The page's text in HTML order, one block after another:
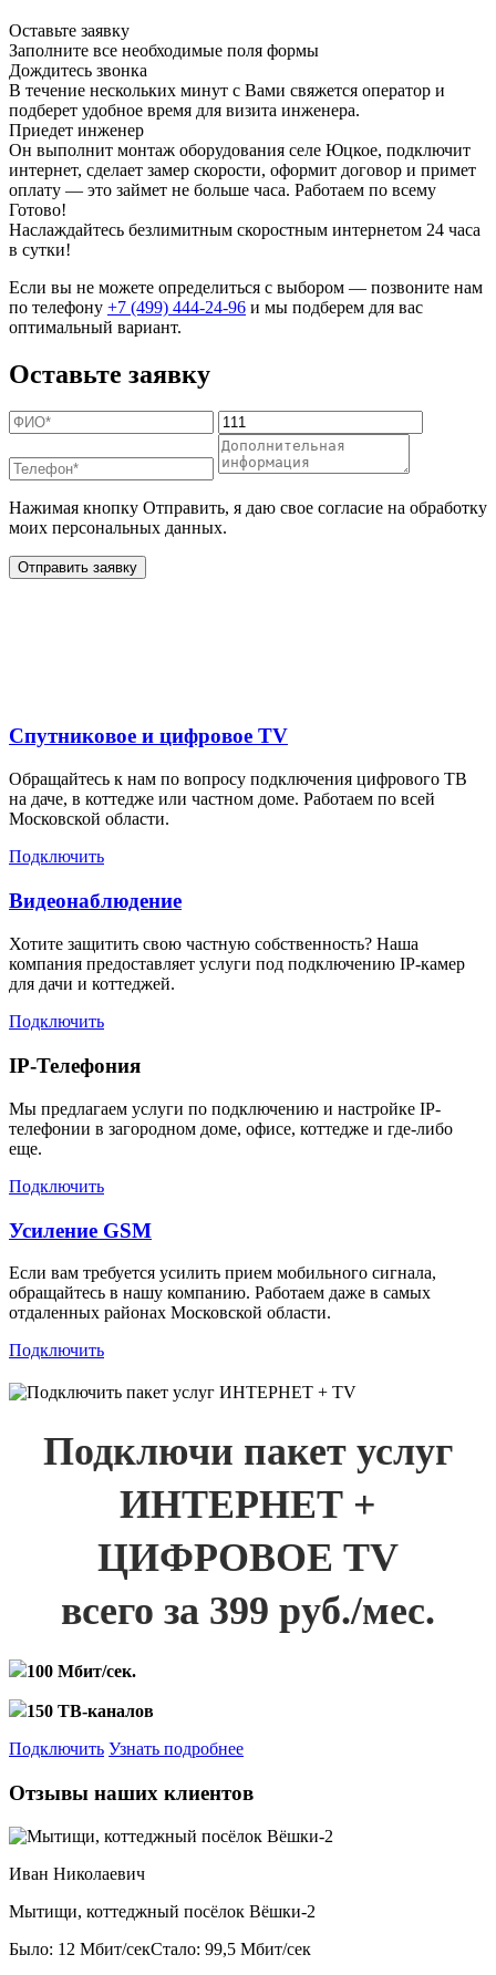
Оставьте заявку
Заполните все необходимые поля формы
Дождитесь звонка
В течение нескольких минут с Вами свяжется оператор и
подберет удобное время для визита инженера.
Приедет инженер
Он выполнит монтаж оборудования селе Юцкое, подключит
интернет, сделает замер скорости, оформит договор и примет
оплату — это займет не больше часа. Работаем по всему
Готово!
Наслаждайтесь безлимитным скоростным интернетом 24 часа
в сутки!
Если вы не можете определиться с выбором — позвоните нам
по телефону +7 (499) 444-24-96 и мы подберем для вас
оптимальный вариант.
Оставьте заявку
Нажимая кнопку Отправить, я даю свое согласие на обработку
моих персональных данных.
Отправить заявку
Спутниковое и цифровое TV
Обращайтесь к нам по вопросу подключения цифрового ТВ
на даче, в коттедже или частном доме. Работаем по всей
Московской области.
Подключить
Видеонаблюдение
Хотите защитить свою частную собственность? Наша
компания предоставляет услуги под подключению IP-камер
для дачи и коттеджей.
Подключить
IP-Телефония
Мы предлагаем услуги по подключению и настройке IP-
телефонии в загородном доме, офисе, коттедже и где-либо
еще.
Подключить
Усиление GSM
Если вам требуется усилить прием мобильного сигнала,
обращайтесь в нашу компанию. Работаем даже в самых
отдаленных районах Московской области.
Подключить
Подключи пакет услуг
ИНТЕРНЕТ +
ЦИФРОВОЕ TV
всего за 399 руб./мес.
100 Мбит/сек.
150 ТВ-каналов
Подключить Узнать подробнее
Отзывы наших клиентов
Иван Николаевич
Мытищи, коттеджный посёлок Вёшки-2
Было: 12 Мбит/секСтало: 99,5 Мбит/сек